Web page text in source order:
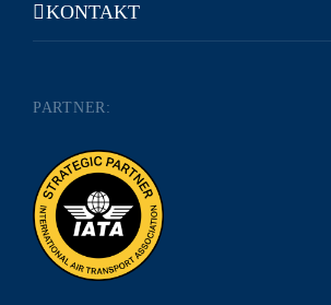
KONTAKT
PARTNER: